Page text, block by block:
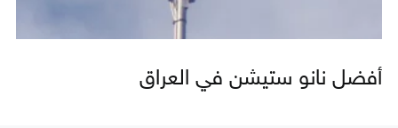
أفضل نانو ستيشن في العراق